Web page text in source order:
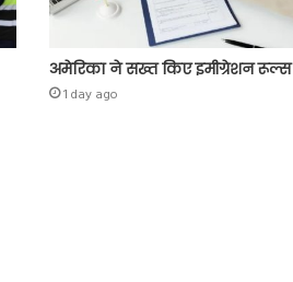
अमेरिका ने सख्त किए इमीग्रेशन रूल्स
1 day ago